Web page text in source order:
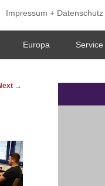
Impressum + Datenschutz
Europa Service
→